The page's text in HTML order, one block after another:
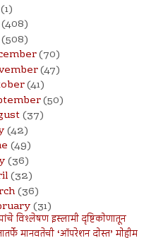
(1)
(408)
(508)
(70)
(47)
(41)
(50)
(37)
(42)
(49)
(36)
(32)
(36)
(31)
विश्लेषण इस्लामी दृष्टिकोणातून
मानवतेची ‘ऑपरेशन दोस्त’ मोहीम